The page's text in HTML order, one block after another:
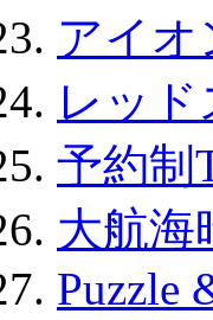
アイ
レッ
予約制
大航海
Puzzle